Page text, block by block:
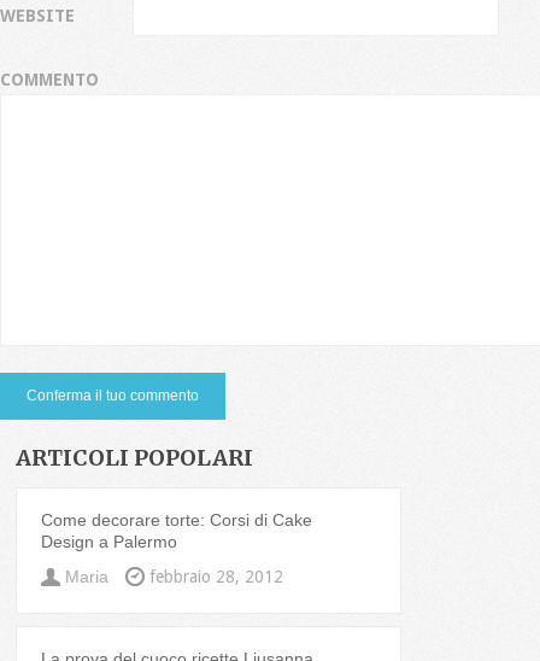
WEBSITE
COMMENTO
ARTICOLI POPOLARI
Come decorare torte: Corsi di Cake
Design a Palermo
Maria
febbraio 28, 2012